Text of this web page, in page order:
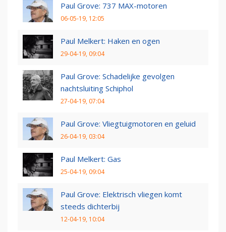
Paul Grove: 737 MAX-motoren
06-05-19, 12:05
Paul Melkert: Haken en ogen
29-04-19, 09:04
Paul Grove: Schadelijke gevolgen
nachtsluiting Schiphol
27-04-19, 07:04
Paul Grove: Vliegtuigmotoren en geluid
26-04-19, 03:04
Paul Melkert: Gas
25-04-19, 09:04
Paul Grove: Elektrisch vliegen komt
steeds dichterbij
12-04-19, 10:04